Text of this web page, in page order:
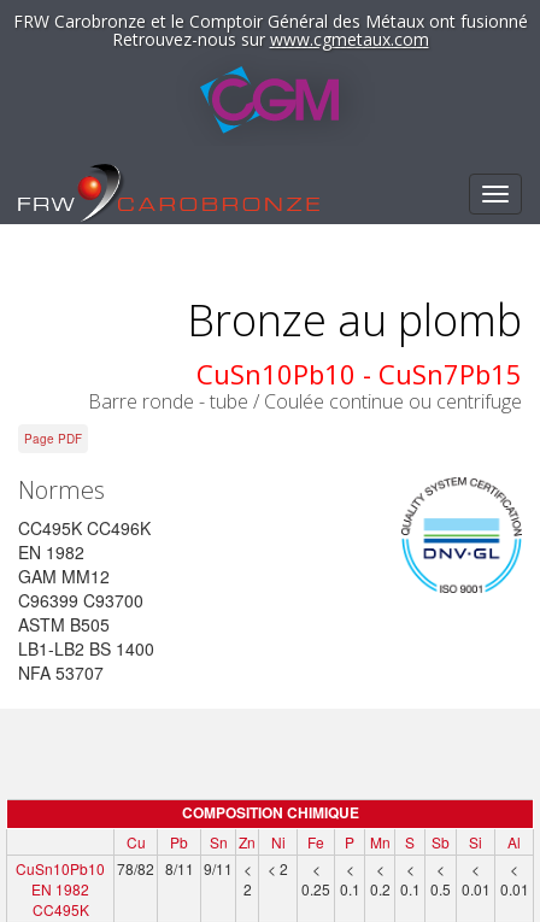
FRW Carobronze et le Comptoir Général des Métaux ont fusionné
Retrouvez-nous sur www.cgmetaux.com
Bronze au plomb
CuSn10Pb10 - CuSn7Pb15
Barre ronde - tube / Coulée continue ou centrifuge
Page PDF
Normes
CC495K CC496K
EN 1982
GAM MM12
C96399 C93700
ASTM B505
LB1-LB2 BS 1400
NFA 53707
COMPOSITION CHIMIQUE
Cu Pb Sn Zn Ni Fe P Mn S Sb Si
Al
CuSn10Pb10
EN 1982
CC495K
78/82 8/11 9/11
<
2
< 2
<
0.25
<
0.1
<
0.2
<
0.1
<
0.5
<
0.01
<
0.01